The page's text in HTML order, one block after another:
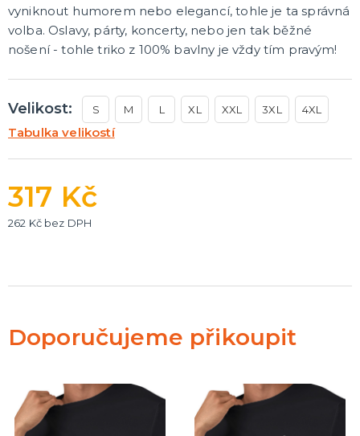
vyniknout humorem nebo elegancí, tohle je ta správná
volba. Oslavy, párty, koncerty, nebo jen tak běžné
nošení - tohle triko z 100% bavlny je vždy tím pravým!
Velikost: S M L XL XXL 3XL 4XL
Tabulka velikostí
317 Kč
262 Kč bez DPH
Doporučujeme přikoupit